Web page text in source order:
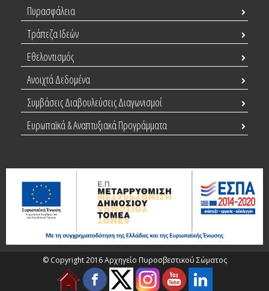
Πυρασφάλεια
Τράπεζα Ιδεών
Εθελοντισμός
Ανοιχτά Δεδομένα
Συμβάσεις Διαβουλεύσεις Διαγωνισμοί
Ευρωπαϊκά & Αναπτυξιακά Προγράμματα
© Copyright 2016 Αρχηγείο Πυροσβεστικού Σώματος